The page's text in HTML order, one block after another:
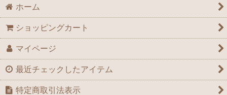
ホーム
ショッピングカート
マイページ
最近チェックしたアイテム
特定商取引法表示